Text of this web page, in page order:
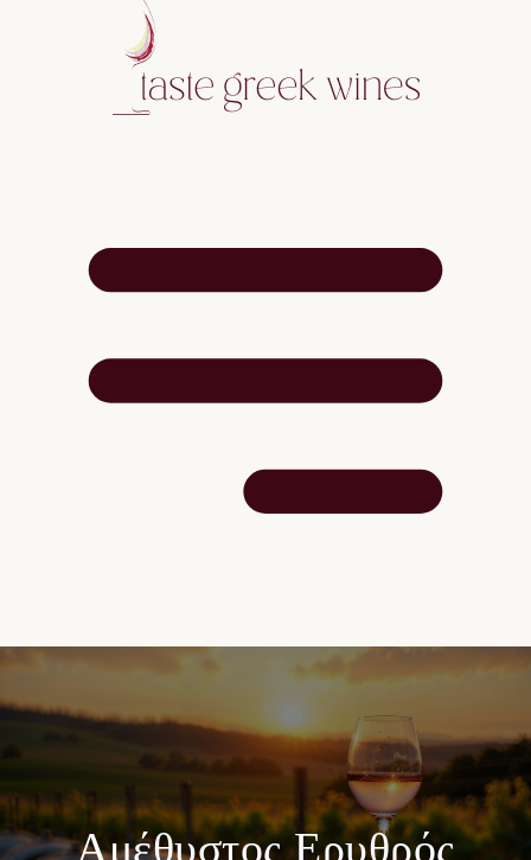
Αμέθυστος Ερυθρός